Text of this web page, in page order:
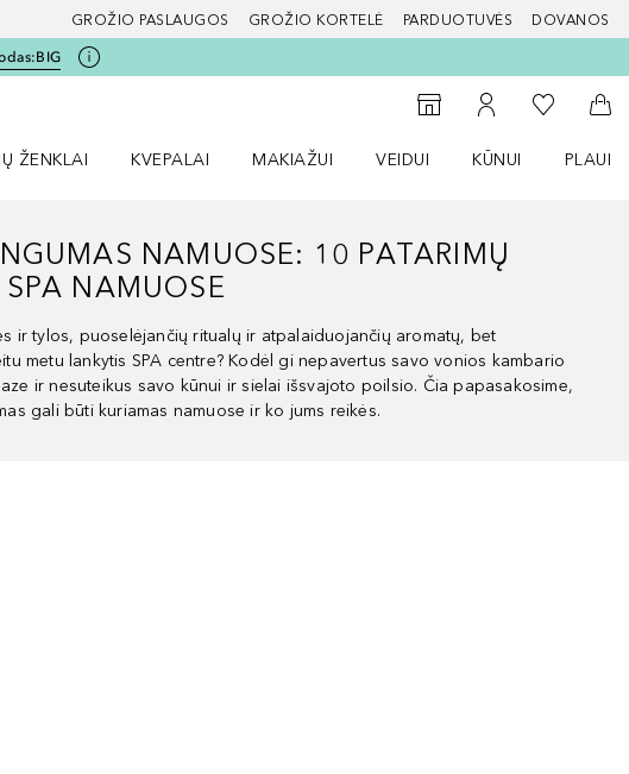
GROŽIO PASLAUGOS GROŽIO KORTELĖ PARDUOTUVĖS DOVANOS
BIG
puslapį
Į parduotuvių paiešką
Į mano paskyrą
Į mano
Į
ŽENKLAI
KVEPALAI
MAKIAŽUI
VEIDUI
KŪNUI
NAMUOSE: 10 PATARIMŲ
NAMUOSE
ir tylos, puoselėjančių ritualų ir atpalaiduojančių aromatų, bet
metu lankytis SPA centre? Kodėl gi nepavertus savo vonios kambario
ir nesuteikus savo kūnui ir sielai išsvajoto poilsio. Čia papasakosime,
gali būti kuriamas namuose ir ko jums reikės.